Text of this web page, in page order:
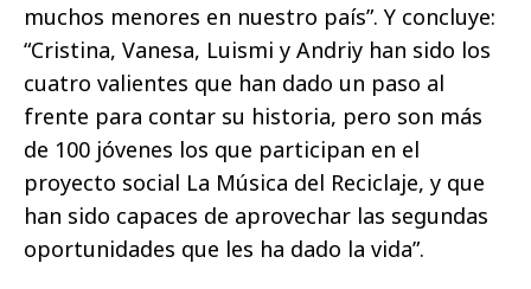
muchos menores en nuestro país”. Y concluye:
“Cristina, Vanesa, Luismi y Andriy han sido los
cuatro valientes que han dado un paso al
frente para contar su historia, pero son más
de 100 jóvenes los que participan en el
proyecto social La Música del Reciclaje, y que
han sido capaces de aprovechar las segundas
oportunidades que les ha dado la vida”.